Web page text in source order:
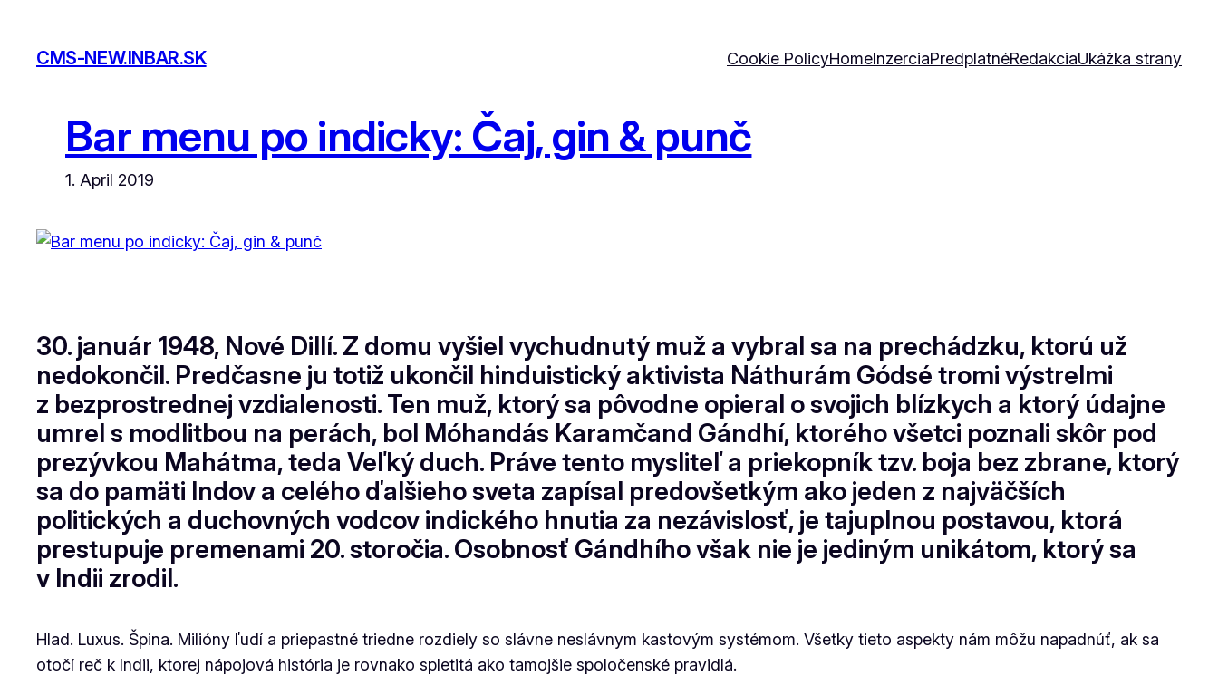
content
CMS-NEW.INBAR.SK Cookie PolicyHomeInzerciaPredplatnéRedakciaUkážka strany
Bar menu po indicky: Čaj, gin & punč
1. April 2019
30. január 1948, Nové Dillí. Z domu vyšiel vychudnutý muž a vybral sa na prechádzku, ktorú už
nedokončil. Predčasne ju totiž ukončil hinduistický aktivista Náthurám Gódsé tromi výstrelmi
z bezprostrednej vzdialenosti. Ten muž, ktorý sa pôvodne opieral o svojich blízkych a ktorý údajne
umrel s modlitbou na perách, bol Móhandás Karamčand Gándhí, ktorého všetci poznali skôr pod
prezývkou Mahátma, teda Veľký duch. Práve tento mysliteľ a priekopník tzv. boja bez zbrane, ktorý
sa do pamäti Indov a celého ďalšieho sveta zapísal predovšetkým ako jeden z najväčších
politických a duchovných vodcov indického hnutia za nezávislosť, je tajuplnou postavou, ktorá
prestupuje premenami 20. storočia. Osobnosť Gándhího však nie je jediným unikátom, ktorý sa
v Indii zrodil.
Hlad. Luxus. Špina. Milióny ľudí a priepastné triedne rozdiely so slávne neslávnym kastovým systémom. Všetky tieto aspekty nám môžu napadnúť, ak sa
otočí reč k Indii, ktorej nápojová história je rovnako spletitá ako tamojšie spoločenské pravidlá.